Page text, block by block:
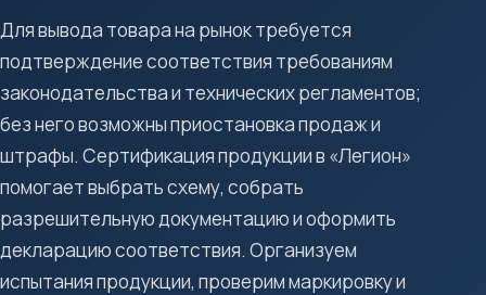
Для вывода товара на рынок требуется
подтверждение соответствия требованиям
законодательства и технических регламентов;
без него возможны приостановка продаж и
штрафы. Сертификация продукции в «Легион»
помогает выбрать схему, собрать
разрешительную документацию и оформить
декларацию соответствия. Организуем
испытания продукции, проверим маркировку и